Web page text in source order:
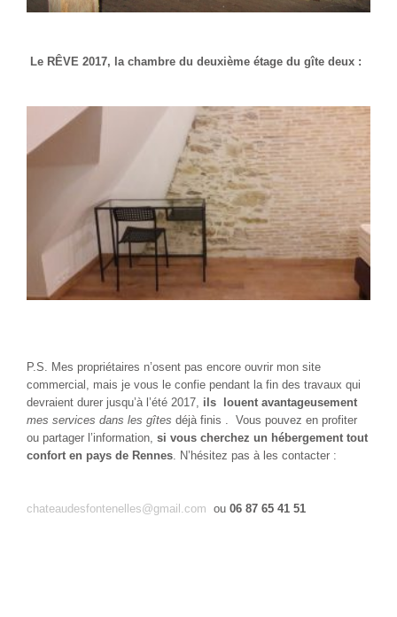
Le RÊVE 2017, la chambre du deuxième étage du gîte deux :
P.S. Mes propriétaires n’osent pas encore ouvrir mon site
commercial, mais je vous le confie pendant la fin des travaux qui
devraient durer jusqu’à l’été 2017, ils louent avantageusement
mes services dans les gîtes déjà finis . Vous pouvez en profiter
ou partager l’information, si vous cherchez un hébergement tout
confort en pays de Rennes . N’hésitez pas à les contacter :
chateaudesfontenelles@gmail.com ou 06 87 65 41 51